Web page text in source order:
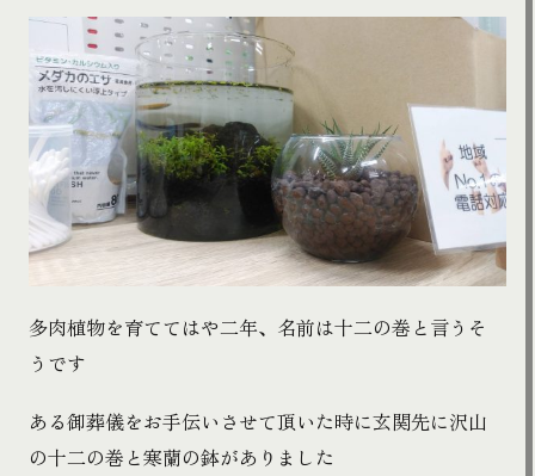
多肉植物を育ててはや二年、名前は十二の巻と言うそ
うです
ある御葬儀をお手伝いさせて頂いた時に玄関先に沢山
の十二の巻と寒蘭の鉢がありました